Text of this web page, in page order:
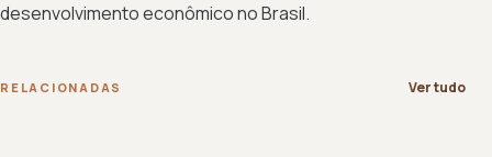
desenvolvimento econômico no Brasil.
RELACIONADAS Ver tudo